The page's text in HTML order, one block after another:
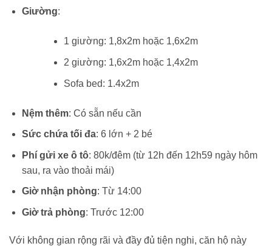
Giường:
1 giường: 1,8x2m hoặc 1,6x2m
2 giường: 1,6x2m hoặc 1,4x2m
Sofa bed: 1.4x2m
Nệm thêm: Có sẵn nếu cần
Sức chứa tối đa: 6 lớn + 2 bé
Phí gửi xe ô tô: 80k/đêm (từ 12h đến 12h59 ngày hôm
sau, ra vào thoải mái)
Giờ nhận phòng: Từ 14:00
Giờ trả phòng: Trước 12:00
Với không gian rộng rãi và đầy đủ tiện nghi, căn hộ này